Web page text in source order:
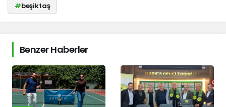
#beşiktaş
Benzer Haberler